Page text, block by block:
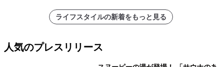
ライフスタイルの新着をもっと見る
人気のプレスリリース